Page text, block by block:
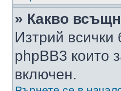
» Какво
Изтрий всички
phpBB3 които
включен.